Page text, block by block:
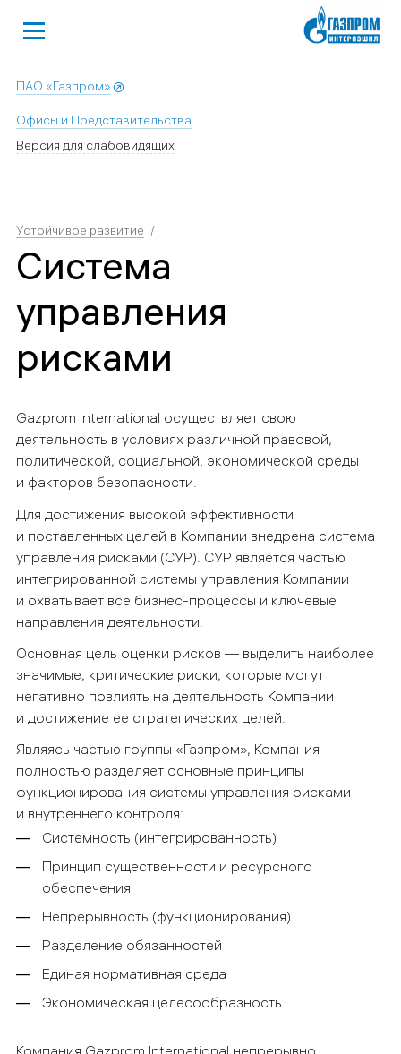
ПАО «Газпром»
Офисы и Представительства
Версия для слабовидящих
Устойчивое развитие
Система
управления
рисками
Gazprom International осуществляет свою
деятельность в условиях различной правовой,
политической, социальной, экономической среды
и факторов безопасности.
Для достижения высокой эффективности
и поставленных целей в Компании внедрена система
управления рисками (СУР). СУР является частью
интегрированной системы управления Компании
и охватывает все бизнес-процессы и ключевые
направления деятельности.
Основная цель оценки рисков — выделить наиболее
значимые, критические риски, которые могут
негативно повлиять на деятельность Компании
и достижение ее стратегических целей.
Являясь частью группы «Газпром», Компания
полностью разделяет основные принципы
функционирования системы управления рисками
и внутреннего контроля:
Cистемность (интегрированность)
Принцип существенности и ресурсного
обеспечения
Непрерывность (функционирования)
Разделение обязанностей
Единая нормативная среда
Экономическая целесообразность.